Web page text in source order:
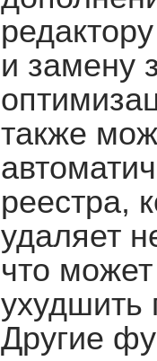
и замену
также
реестра,
удаляет
что
ухудшить
Другие